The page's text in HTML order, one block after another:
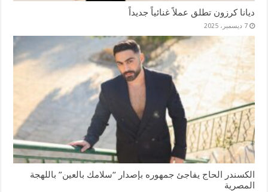
ديانا كرزون تطلق عملاً غنائياً جديداً
7 ديسمبر، 2025
الكسندر الحاج يفاجئ جمهوره بإصدار “سلامك بالعين” باللهجة
المصرية